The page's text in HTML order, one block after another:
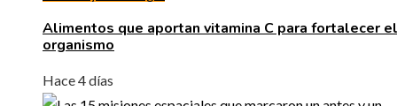
Alimentos que aportan vitamina C para fortalecer el
organismo
Hace 4 días